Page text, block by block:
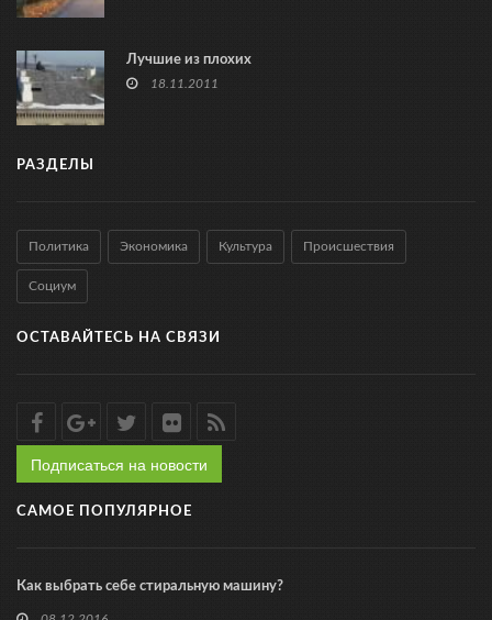
Лучшие из плохих
18.11.2011
РАЗДЕЛЫ
Политика Экономика Культура Происшествия
Социум
ОСТАВАЙТЕСЬ НА СВЯЗИ
Подписаться на новости
САМОЕ ПОПУЛЯРНОЕ
Как выбрать себе стиральную машину?